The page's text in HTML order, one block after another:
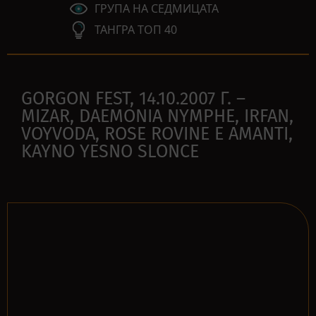
ГРУПА НА СЕДМИЦАТА
ТАНГРА ТОП 40
GORGON FEST, 14.10.2007 Г. –
MIZAR, DAEMONIA NYMPHE, IRFAN,
VOYVODA, ROSE ROVINE E AMANTI,
KAYNO YESNO SLONCE